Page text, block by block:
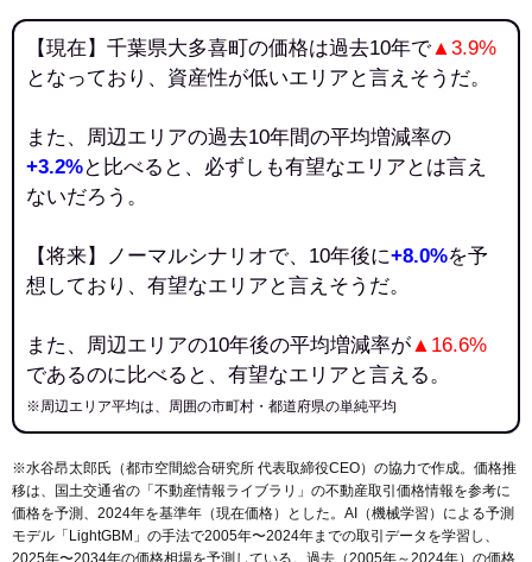
【現在】千葉県大多喜町の価格は過去10年で▲3.9%
となっており、資産性が低いエリアと言えそうだ。
また、周辺エリアの過去10年間の平均増減率の
+3.2%と比べると、必ずしも有望なエリアとは言え
ないだろう。
【将来】ノーマルシナリオで、10年後に+8.0%を予
想しており、有望なエリアと言えそうだ。
また、周辺エリアの10年後の平均増減率が▲16.6%
であるのに比べると、有望なエリアと言える。
※周辺エリア平均は、周囲の市町村・都道府県の単純平均
※水谷昂太郎氏（都市空間総合研究所 代表取締役CEO）の協力で作成。価格推
移は、国土交通省の「 不動産情報ライブラリ 」の不動産取引価格情報を参考に
価格を予測、2024年を基準年（現在価格）とした。AI（機械学習）による予測
モデル「LightGBM」の手法で2005年〜2024年までの取引データを学習し、